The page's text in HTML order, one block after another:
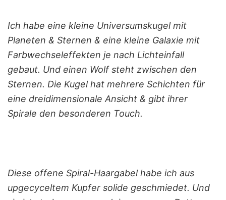
Ich habe eine kleine Universumskugel mit
Planeten & Sternen & eine kleine Galaxie mit
Farbwechseleffekten je nach Lichteinfall
gebaut. Und einen Wolf steht zwischen den
Sternen. Die Kugel hat mehrere Schichten für
eine dreidimensionale Ansicht & gibt ihrer
Spirale den besonderen Touch.
Diese offene Spiral-Haargabel habe ich aus
upgecyceltem Kupfer solide geschmiedet. Und